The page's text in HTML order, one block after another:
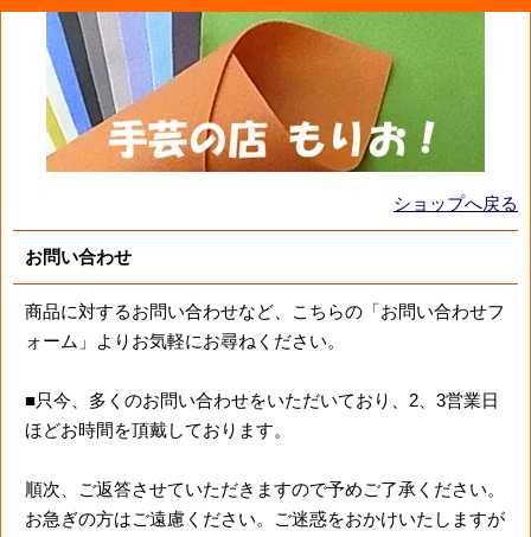
ショップへ戻る
お問い合わせ
商品に対するお問い合わせなど、こちらの「お問い合わせフ
ォーム」よりお気軽にお尋ねください。
■只今、多くのお問い合わせをいただいており、2、3営業日
ほどお時間を頂戴しております。
順次、ご返答させていただきますので予めご了承ください。
お急ぎの方はご遠慮ください。ご迷惑をおかけいたしますが